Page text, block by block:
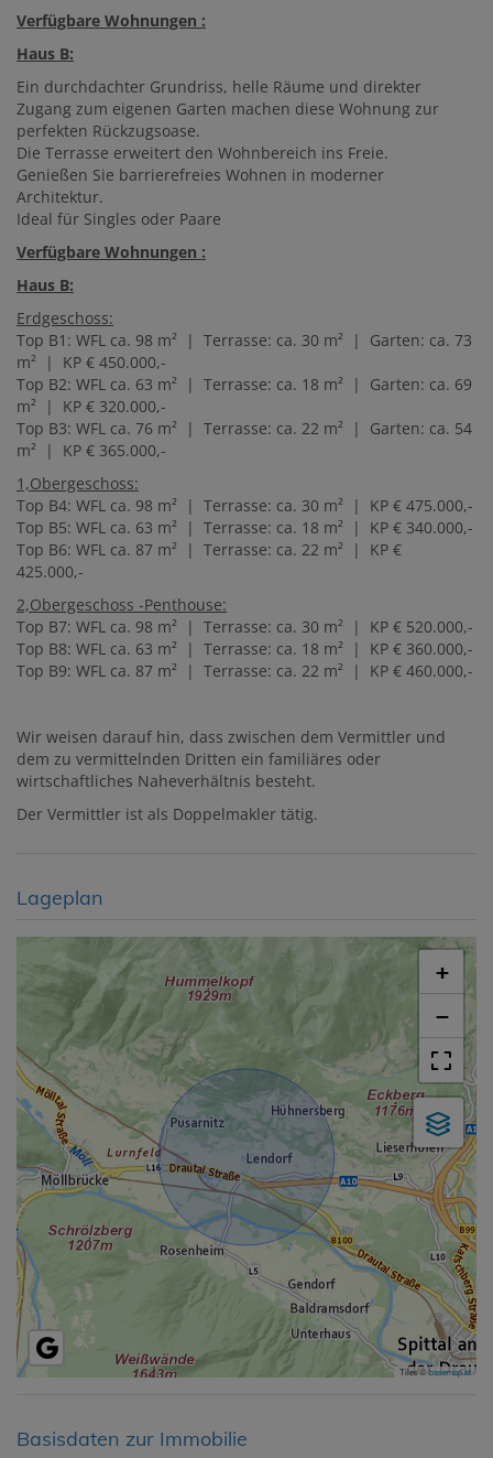
Verfügbare Wohnungen :
Haus B:
Ein durchdachter Grundriss, helle Räume und direkter
Zugang zum eigenen Garten machen diese Wohnung zur
perfekten Rückzugsoase.
Die Terrasse erweitert den Wohnbereich ins Freie.
Genießen Sie barrierefreies Wohnen in moderner
Architektur.
Ideal für Singles oder Paare
Verfügbare Wohnungen :
Haus B:
Erdgeschoss:
Top B1: WFL ca. 98 m² | Terrasse: ca. 30 m² | Garten: ca. 73
m² | KP € 450.000,-
Top B2: WFL ca. 63 m² | Terrasse: ca. 18 m² | Garten: ca. 69
m² | KP € 320.000,-
Top B3: WFL ca. 76 m² | Terrasse: ca. 22 m² | Garten: ca. 54
m² | KP € 365.000,-
1,Obergeschoss:
Top B4: WFL ca. 98 m² | Terrasse: ca. 30 m² | KP € 475.000,-
Top B5: WFL ca. 63 m² | Terrasse: ca. 18 m² | KP € 340.000,-
Top B6: WFL ca. 87 m² | Terrasse: ca. 22 m² | KP €
425.000,-
2,Obergeschoss -Penthouse:
Top B7: WFL ca. 98 m² | Terrasse: ca. 30 m² | KP € 520.000,-
Top B8: WFL ca. 63 m² | Terrasse: ca. 18 m² | KP € 360.000,-
Top B9: WFL ca. 87 m² | Terrasse: ca. 22 m² | KP € 460.000,-
Wir weisen darauf hin, dass zwischen dem Vermittler und
dem zu vermittelnden Dritten ein familiäres oder
wirtschaftliches Naheverhältnis besteht.
Der Vermittler ist als Doppelmakler tätig.
Lageplan
+
−
Tiles ©basemap.at
Basisdaten zur Immobilie